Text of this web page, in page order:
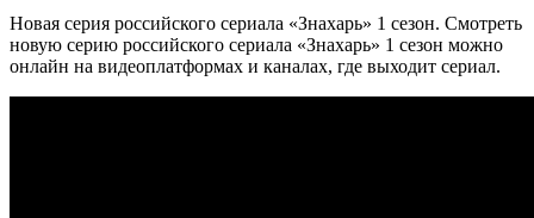
Новая серия российского сериала «Знахарь» 1 сезон. Смотреть
новую серию российского сериала «Знахарь» 1 сезон можно
онлайн на видеоплатформах и каналах, где выходит сериал.